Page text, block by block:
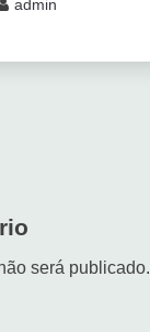
admin
será publicado.